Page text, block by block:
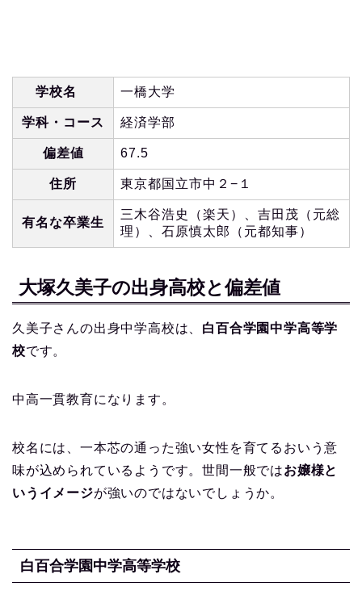
学校名 一橋大学
学科・コース 経済学部
偏差値 67.5
住所 東京都国立市中２−１
有名な卒業生
三木谷浩史（楽天）、吉田茂（元総
理）、石原慎太郎（元都知事）
大塚久美子の出身高校と偏差値
久美子さんの出身中学高校は、 白百合学園中学高等学
校です。
中高一貫教育になります。
校名には、一本芯の通った強い女性を育てるおいう意
味が込められているようです。世間一般ではお嬢様と
いうイメージが強いのではないでしょうか。
白百合学園中学高等学校